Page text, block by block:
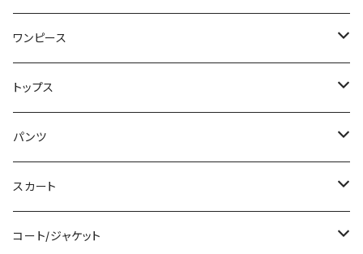
ワンピース
ミニ/ショート
ミディアム/ミモレ
ロング/マキシ
袖付き
トップス
Tシャツ/カットソー
タンクトップ/キャミソール
シャツ/ブラウス
パンツ
ショート丈
クロップド丈
スカート
ミニ/ショート
コート/ジャケット